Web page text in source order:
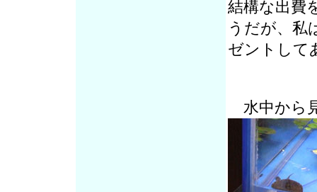
結構な出費
うだが、私
ゼントして
水中から